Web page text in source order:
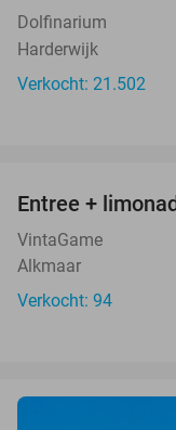
Dolfinarium
Harderwijk
Verkocht: 21.502
Entree +
VintaGame
Alkmaar
Verkocht: 94